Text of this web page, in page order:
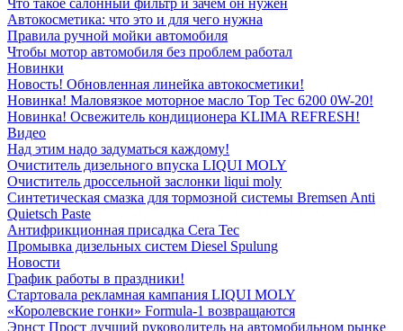
Что такое салонный фильтр и зачем он нужен
Автокосметика: что это и для чего нужна
Правила ручной мойки автомобиля
Чтобы мотор автомобиля без проблем работал
Новинки
Новость! Обновленная линейка автокосметики!
Новинка! Маловязкое моторное масло Top Tec 6200 0W-20!
Новинка! Освежитель кондиционера KLIMA REFRESH!
Видео
Над этим надо задуматься каждому!
Очиститель дизельного впуска LIQUI MOLY
Очиститель дроссельной заслонки liqui moly
Синтетическая смазка для тормозной системы Bremsen Anti
Quietsch Paste
Антифрикционная присадка Cera Tec
Промывка дизельных систем Diesel Spulung
Новости
График работы в праздники!
Стартовала рекламная кампания LIQUI MOLY
«Королевские гонки» Formula-1 возвращаются
Эрнст Прост лучший руководитель на автомобильном рынке